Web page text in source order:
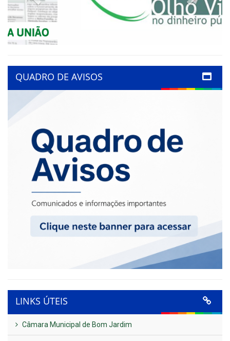
QUADRO DE AVISOS
LINKS ÚTEIS
Câmara Municipal de Bom Jardim